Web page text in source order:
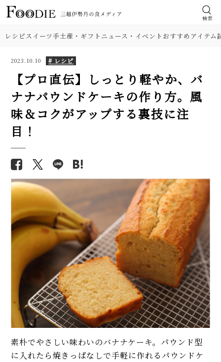
検索
レシピスイーツ手土産・ギフト ニュース・イベントおすすめアイテム
2023.10.10 # レシピ
【プロ直伝】しっとり軽やか、バ
ナナパウンドケーキの作り方。風
味＆コクがアップする裏技に注
目！
素朴でやさしい味わいのバナナケーキ。パウンド型
に入れたら焼きっぱなしで手軽に作れるパウンドケ
【膨らまない悩み解消】シフォ
ンケーキの簡単レシピ。人気の
（ジャム、柚子大根、柚子味
噌）で香りを丸ごとたっぷり堪
能！
生栗と砂糖だけ！ マロンクリー
ムのレシピ。モンブラン風の食
べ方も紹介
【まとめレシピ】らっきょう、
実山椒、梅酒、梅干し。初夏に
仕込みたい旬の手仕事はこれ！
驚きのフレッシュさ！ 果肉感た
っぷりのいちごジャムの作り
方。プロの技は煮るタイミング
を分けること
【まとめ】 旬を味わい尽くす、
レモンを使ったレシピ大集合。
ドリンク、スイーツ、調味料も！
食材
肉
料理の種類
調理法
イベント・ピックアップ
【基本の塩分18%】手作り梅干
しのレシピ（作り方）。初めて
け方。「甘酢漬け」と「塩漬
け」2つのレシピ
【シェフ直伝】ジェノベーゼソ
ースのレシピ。意外なコツはオ
リーブ油を使わないこと!?
柚子胡椒（ゆずこしょう）の自
家製レシピ。市販品では味わえ
ないフレッシュさ！
【基本】とうもろこしのゆで
方。甘さを120%引き出すには、
水から皮付き＆時間をかけて加
熱が正解！
【初心者必見】干さない、シソ
不要！ 昔ながらの塩漬け梅干し
の簡単な作り方